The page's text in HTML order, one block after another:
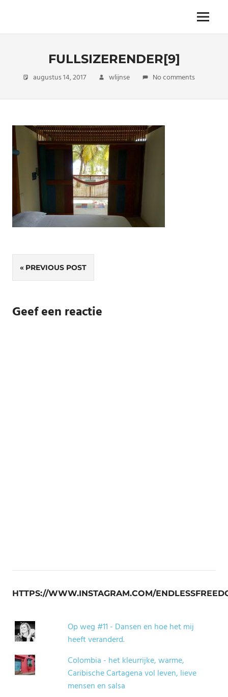
content
Menu
FULLSIZERENDER[9]
augustus 14, 2017 wlijnse No comments
Bericht
navigatie
PREVIOUS POST
Geef een reactie
HTTPS://WWW.INSTAGRAM.COM/
Op weg #11 - Dansen en hoe het mij
heeft veranderd.
Colombia - het kleurrijke, warme,
Caribische Cartagena vol leven, lieve
mensen en salsa